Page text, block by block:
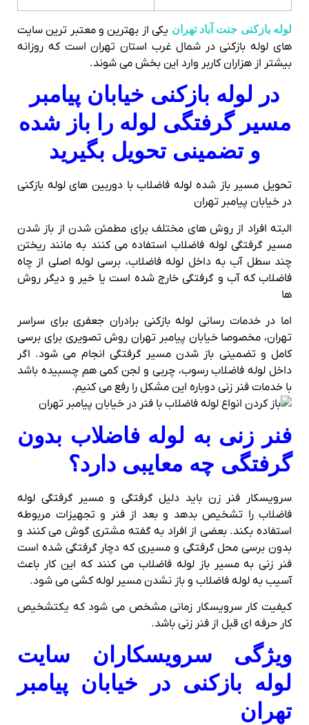
لوله بازکنی جنت آباد تهران یکی از بهترین و معتبر ترین سایت
های لوله بازکنی در شمال غرب استان تهران است که روزانه
بیشتر از هزاران کاربر وارد این بخش می شوند.
در لوله بازکنی خیابان پیامبر
مسیر گرفتگی لوله را باز شده
و تضمینی تحویل بگیرید
تحویل مسیر باز شده لوله فاضلاب با دوربین های لوله بازکنی
در خیابان پیامبر تهران
البته افراد از روش های مختلف برای مطمئن شدن از باز شدن
مسیر گرفتگی لوله فاضلاب استفاده می کنند به مانند ریختن
چند سطل آب به داخل لوله فاضلاب، برسی لوله اصلی از چاه
فاضلاب که آب و گرفتگی خارج شده است یا خیر و دیگر روش
ها
اما در خدمات رسانی لوله بازکنی برادران جعفری برای سراسر
تهران، مخصوصا خیابان پیامبر تهران روش تصویری برای برسی
کامل و تضمینی باز شدن مسیر گرفتگی انجام می شود. اگر
داخل لوله فاضلاب رسوب، چربی و لجن کمی هم چسبیده باشد
با خدمات فنر زنی دوباره این مشکل را رفع می کنیم.
فنر زنی به لوله فاضلاب بدون
گرفتگی چه معایبی دارد؟
سرویسکار فنر زن باید دلیل گرفتگی و مسیر گرفتگی لوله
فاضلاب را تشخیص بدهد و بعد از فنر و تجهیزات مربوطه
استفاده بکند. بعضی از افراد به گفته مشتری گوش می کنند و
بدون برسی محل گرفتگی و مسیری که دچار گرفتگی شده است
فنر زنی به مسیر باز لوله فاضلاب می کنند که این کار باعث
آسیب به لوله فاضلاب و باز نشدن مسیر لوله کشی می شود.
کیفیت کار سرویسکار زمانی مشخص می شود که یکتشخیص
کار حرفه ای قبل از فنر زنی باشد.
ویژگی سرویسکاران سایت
لوله بازکنی در خیابان پیامبر
تهران